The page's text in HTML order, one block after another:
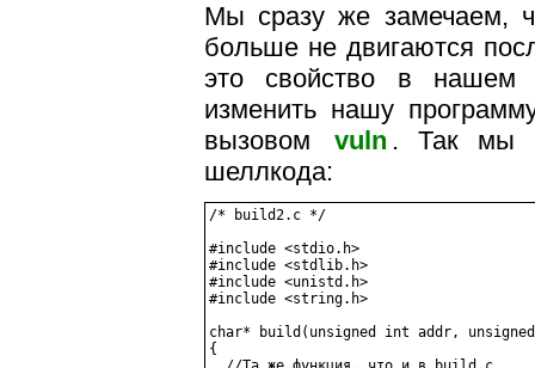
Мы сразу же замечаем,
больше не двигаются
это свойство в нашем
изменить нашу
вызовом
vuln . Так мы
шеллкода:
/* build2.c */
#include <stdio.h>
#include <stdlib.h>
#include <unistd.h>
#include <string.h>
char* build(unsigned int addr,
{